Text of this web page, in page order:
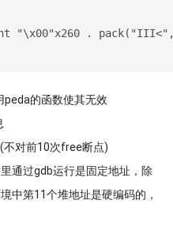
. pack("III<",
的函数使其无效
对前10次free断点)
通过gdb运行是固定地址，除
中第11个堆地址是硬编码的，